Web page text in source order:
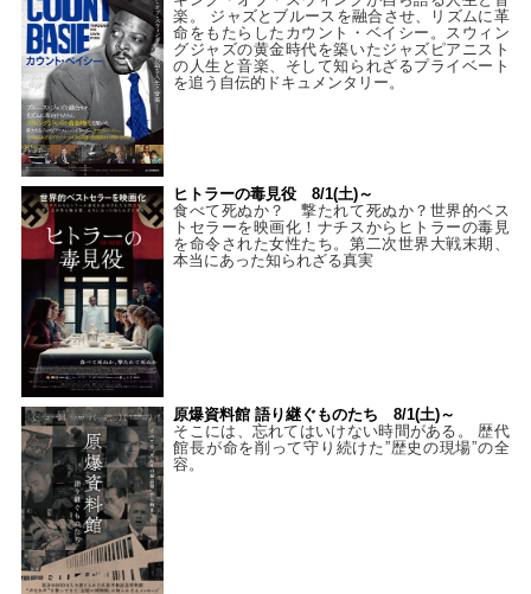
楽。 ジャズとブルースを融合させ、リズムに革
命をもたらしたカウント・ベイシー。スウィン
グジャズの黄金時代を築いたジャズピアニスト
の人生と音楽、そして知られざるプライベート
を追う自伝的ドキュメンタリー。
ヒトラーの毒見役 8/1(土)～
食べて死ぬか？ 撃たれて死ぬか？世界的ベス
トセラーを映画化！ナチスからヒトラーの毒見
を命令された女性たち。第二次世界大戦末期、
本当にあった知られざる真実
原爆資料館 語り継ぐものたち 8/1(土)～
そこには、忘れてはいけない時間がある。 歴代
館長が命を削って守り続けた”歴史の現場”の全
容。